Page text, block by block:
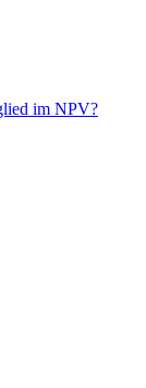
im NPV?